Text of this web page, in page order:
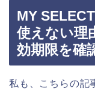
MY
使えない理
効期限を確
私も、こちらの記